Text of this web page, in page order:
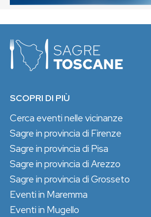
SCOPRI DI PIÙ
Cerca eventi nelle vicinanze
Sagre in provincia di Firenze
Sagre in provincia di Pisa
Sagre in provincia di Arezzo
Sagre in provincia di Grosseto
Eventi in Maremma
Eventi in Mugello